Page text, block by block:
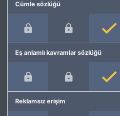
Cümle sözlüğü
Eş anlamlı kavramlar sözlüğü
Reklamsız erişim